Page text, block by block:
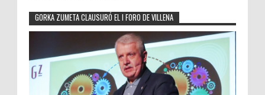
GORKA ZUMETA CLAUSURÓ EL I FORO DE VILLENA